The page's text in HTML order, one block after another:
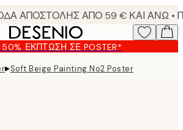
50% ΈΚΠΤΩΣΗ ΣΕ POSTER*
▸Soft Beige Painting No2 Poster